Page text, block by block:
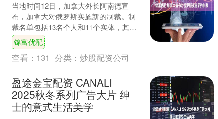
当地时间12日，加拿大外长阿南德宣
布，加拿大对俄罗斯实施新的制裁。制
裁名单包括13名个人和11个实体，其中
包括参与俄罗斯无人机项目研发和部署
的人员、为网络攻击提....
锦富优配
查看： 131 分类： 炒股配资公司
盈途金宝配资 CANALI
2025秋冬系列广告大片 绅
士的意式生活美学